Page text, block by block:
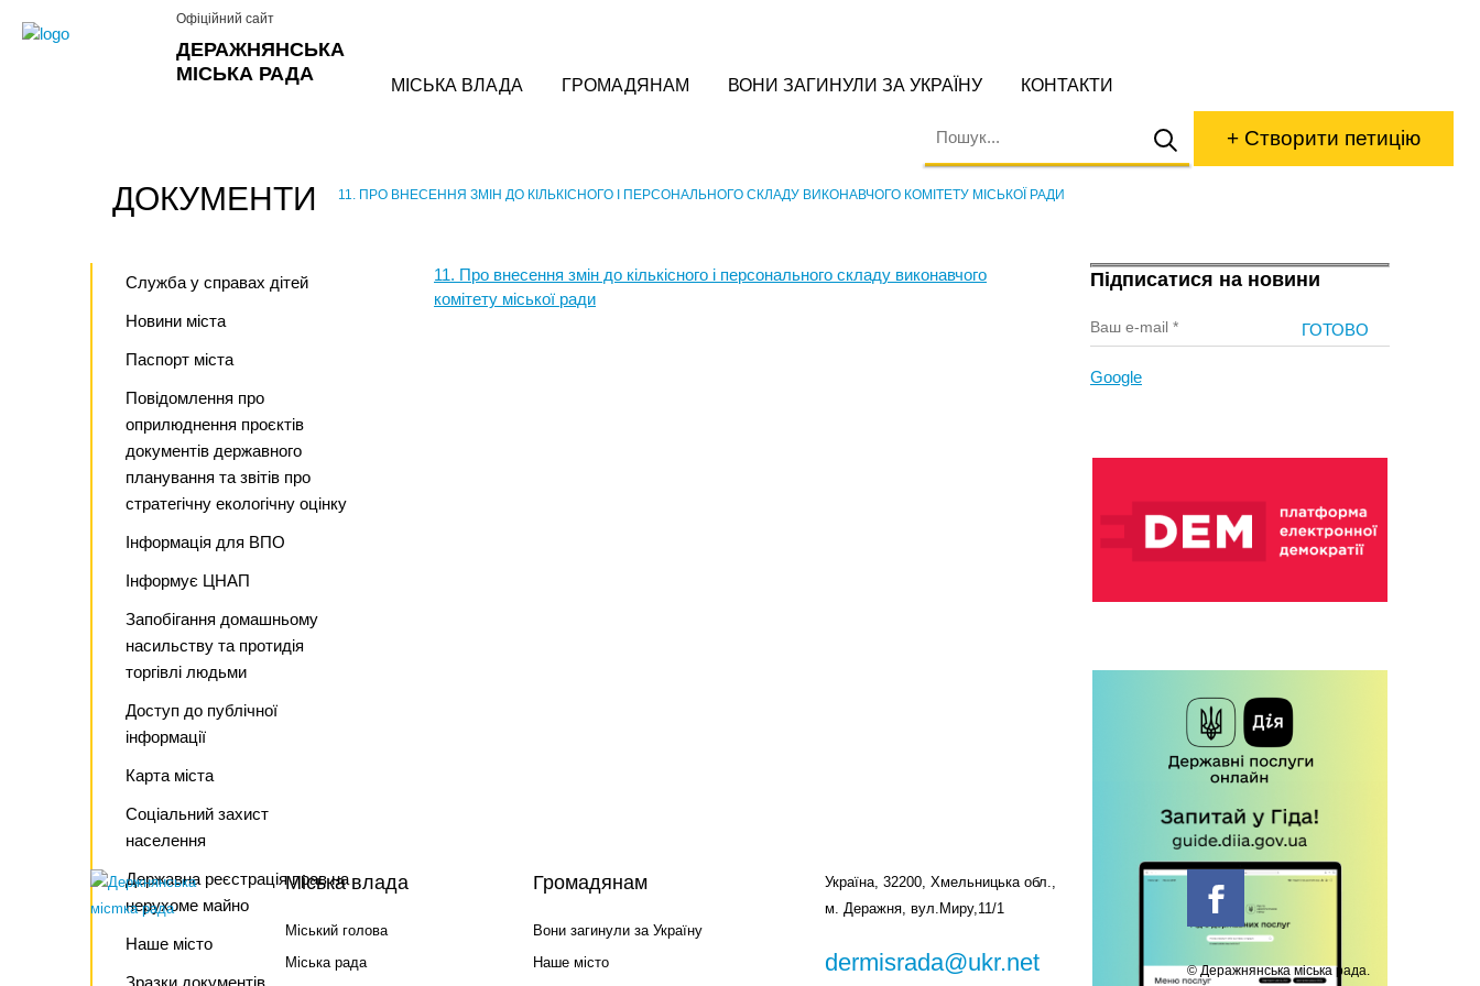
ДЕРАЖНЯНСЬКА
МІСЬКА РАДА
Офіційний сайт
МІСЬКА ВЛАДА ГРОМАДЯНАМ ВОНИ ЗАГИНУЛИ ЗА УКРАЇНУ КОНТАКТИ
+ Створити петицію
ДОКУМЕНТИ 11. ПРО ВНЕСЕННЯ ЗМІН ДО КІЛЬКІСНОГО І ПЕРСОНАЛЬНОГО СКЛАДУ ВИКОНАВЧОГО КОМІТЕТУ МІСЬКОЇ РАДИ
Служба у справах дітей
Новини міста
Паспорт міста
Повідомлення про
оприлюднення проєктів
документів державного
планування та звітів про
стратегічну екологічну оцінку
Інформація для ВПО
Інформує ЦНАП
Запобігання домашньому
насильству та протидія
торгівлі людьми
Доступ до публічної
інформації
Карта міста
Соціальний захист
населення
Державна реєстрація прав на
нерухоме майно
Наше місто
Зразки документів
Підписатися на новини
Google
11. Про внесення змін до кількісного і персонального складу виконавчого
комітету міської ради
Міська влада
Міський голова
Міська рада
Громадянам
Вони загинули за Україну
Наше місто
Україна, 32200, Хмельницька обл.,
м. Деражня, вул.Миру,11/1
dermisrada@ukr.net
© Деражнянська міська рада.